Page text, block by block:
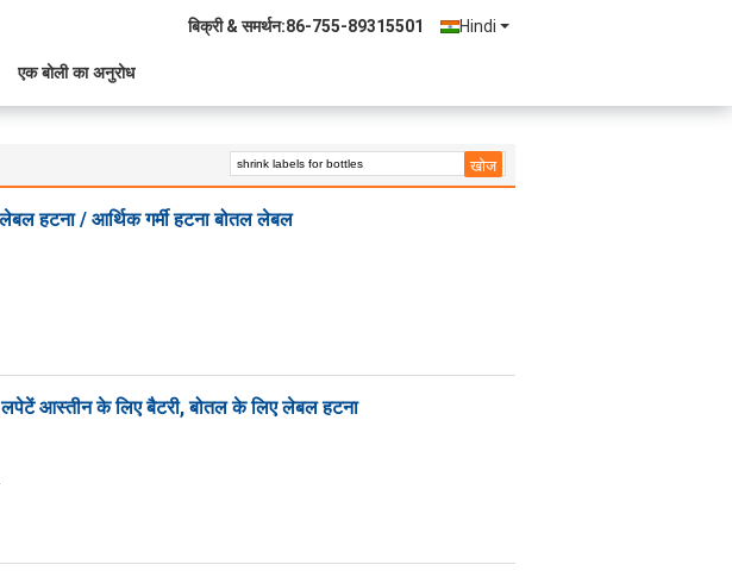
Hindi
बिक्री & समर्थन:86-755-89315501
एक बोली का अनुरोध
हटना / आर्थिक गर्मी हटना बोतल लेबल
लपेटें आस्तीन के लिए बैटरी, बोतल के लिए लेबल हटना